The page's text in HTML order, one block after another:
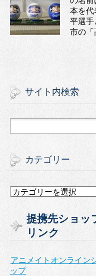
本を代
平選手
市の「
サイト内検索
カテゴリー
カ
リ
ー
提携先ショッ
リンク
アニメイトオンライン
ップ